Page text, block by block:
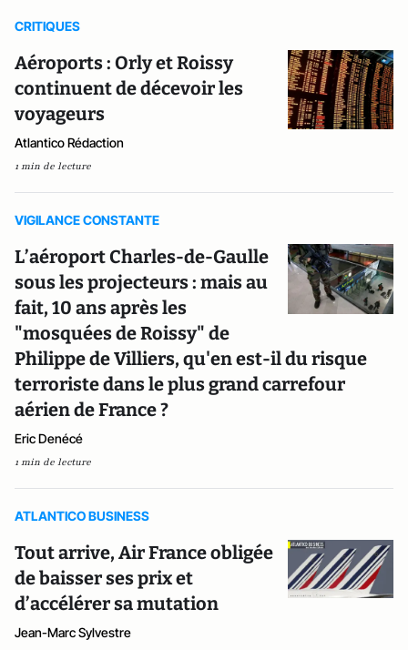
CRITIQUES
Aéroports : Orly et Roissy
continuent de décevoir les
voyageurs
Atlantico Rédaction
1 min de lecture
VIGILANCE CONSTANTE
L’aéroport Charles-de-Gaulle
sous les projecteurs : mais au
fait, 10 ans après les
"mosquées de Roissy" de
Philippe de Villiers, qu'en est-il du risque
terroriste dans le plus grand carrefour
aérien de France ?
Eric Denécé
1 min de lecture
ATLANTICO BUSINESS
Tout arrive, Air France obligée
de baisser ses prix et
d’accélérer sa mutation
Jean-Marc Sylvestre